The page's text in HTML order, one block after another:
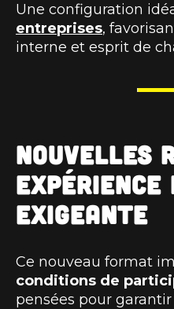
Une configuration
entreprises,
interne et esprit de
Nouvelles
expérience
exigeante
Ce nouveau format
conditions de
pensées pour